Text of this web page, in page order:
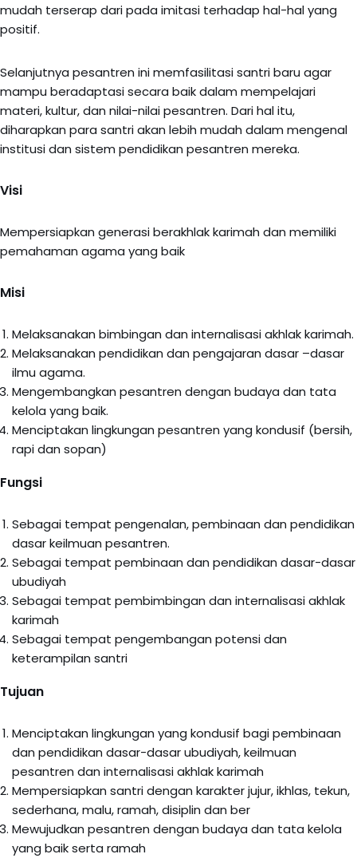
mudah terserap dari pada imitasi terhadap hal-hal yang
positif.
Selanjutnya pesantren ini memfasilitasi santri baru agar
mampu beradaptasi secara baik dalam mempelajari
materi, kultur, dan nilai-nilai pesantren. Dari hal itu,
diharapkan para santri akan lebih mudah dalam mengenal
institusi dan sistem pendidikan pesantren mereka.
Visi
Mempersiapkan generasi berakhlak karimah dan memiliki
pemahaman agama yang baik
Misi
Melaksanakan bimbingan dan internalisasi akhlak karimah.
Melaksanakan pendidikan dan pengajaran dasar –dasar
ilmu agama.
Mengembangkan pesantren dengan budaya dan tata
kelola yang baik.
Menciptakan lingkungan pesantren yang kondusif (bersih,
rapi dan sopan)
Fungsi
Sebagai tempat pengenalan, pembinaan dan pendidikan
dasar keilmuan pesantren.
Sebagai tempat pembinaan dan pendidikan dasar-dasar
ubudiyah
Sebagai tempat pembimbingan dan internalisasi akhlak
karimah
Sebagai tempat pengembangan potensi dan
keterampilan santri
Tujuan
Menciptakan lingkungan yang kondusif bagi pembinaan
dan pendidikan dasar-dasar ubudiyah, keilmuan
pesantren dan internalisasi akhlak karimah
Mempersiapkan santri dengan karakter jujur, ikhlas, tekun,
sederhana, malu, ramah, disiplin dan ber
Mewujudkan pesantren dengan budaya dan tata kelola
yang baik serta ramah